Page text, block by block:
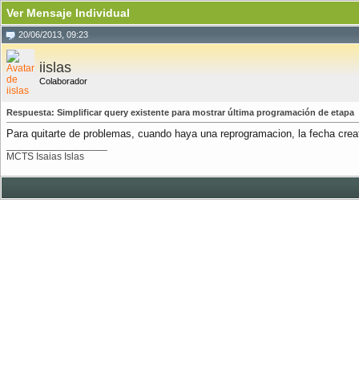
Ver Mensaje Individual
20/06/2013, 09:23
iislas
Colaborador
Respuesta: Simplificar query existente para mostrar última programación de etapa
Para quitarte de problemas, cuando haya una reprogramacion, la fecha
MCTS Isaias Islas